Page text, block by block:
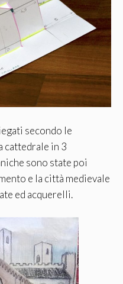
secondo le
cattedrale in 3
sono state poi
e la città medievale
ed acquerelli.